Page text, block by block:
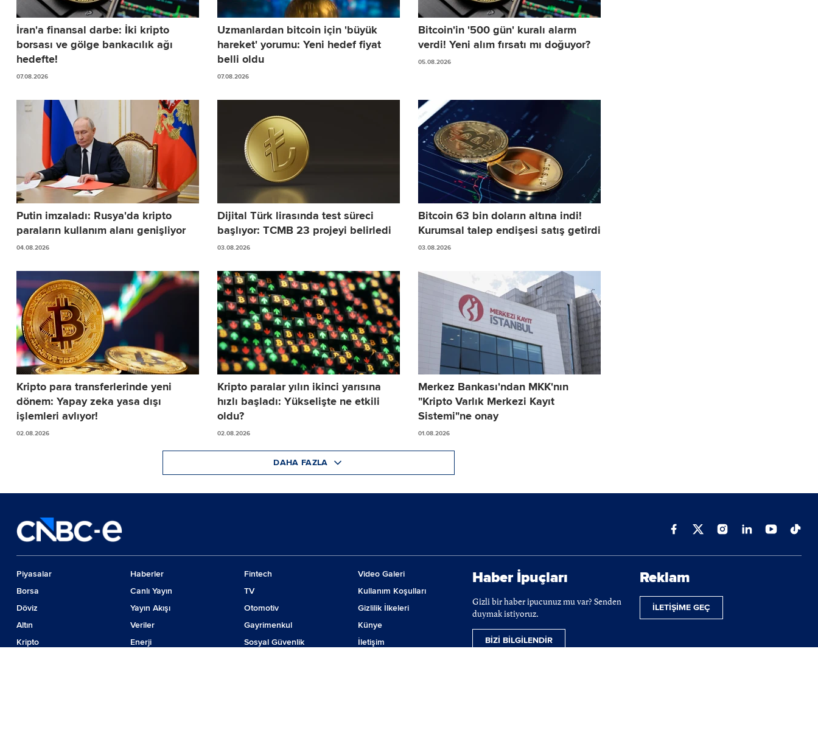
İran'a finansal darbe: İki kripto
borsası ve gölge bankacılık ağı
hedefte!
07.08.2026
Uzmanlardan bitcoin için 'büyük
hareket' yorumu: Yeni hedef fiyat
belli oldu
07.08.2026
Bitcoin'in '500 gün' kuralı alarm
verdi! Yeni alım fırsatı mı doğuyor?
05.08.2026
Putin imzaladı: Rusya'da kripto
paraların kullanım alanı genişliyor
04.08.2026
Dijital Türk lirasında test süreci
başlıyor: TCMB 23 projeyi belirledi
03.08.2026
Bitcoin 63 bin doların altına indi!
Kurumsal talep endişesi satış getirdi
03.08.2026
Kripto para transferlerinde yeni
dönem: Yapay zeka yasa dışı
işlemleri avlıyor!
02.08.2026
Kripto paralar yılın ikinci yarısına
hızlı başladı: Yükselişte ne etkili
oldu?
02.08.2026
Merkez Bankası'ndan MKK'nın
"Kripto Varlık Merkezi Kayıt
Sistemi"ne onay
01.08.2026
DAHA FAZLA
Piyasalar
Borsa
Döviz
Altın
Kripto
Haberler
Canlı Yayın
Yayın Akışı
Veriler
Enerji
Fintech
TV
Otomotiv
Gayrimenkul
Sosyal Güvenlik
Video Galeri
Kullanım Koşulları
Gizlilik İlkeleri
Künye
İletişim
Haber İpuçları
Gizli bir haber ipucunuz mu var? Senden
duymak istiyoruz.
BİZİ BİLGİLENDİR
Reklam
İLETİŞİME GEÇ